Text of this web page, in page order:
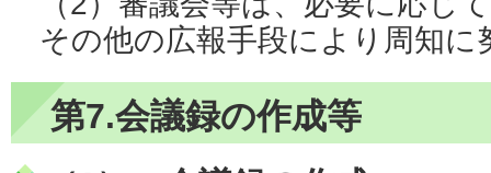
その他の広報手段により周知
第7.会議録の作成等